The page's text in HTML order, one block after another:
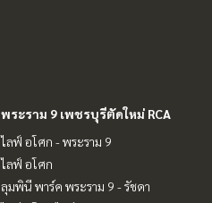
พระราม 9 เพชรบุรีตัดใหม่ RCA
ไลฟ์ อโศก - พระราม 9
ไลฟ์ อโศก
ลุมพินี พาร์ค พระราม 9 - รัชดา